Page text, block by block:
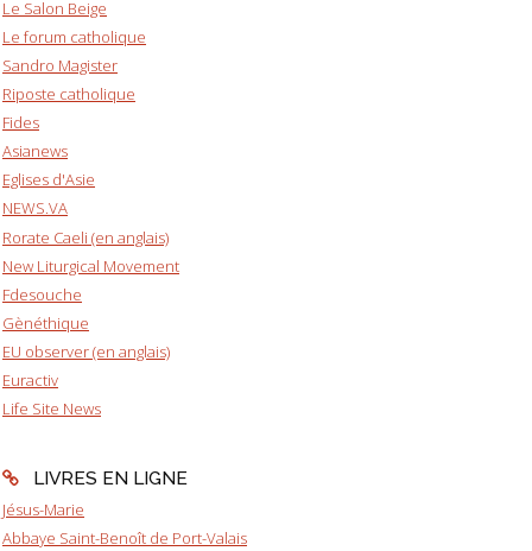
Le Salon Beige
Le forum catholique
Sandro Magister
Riposte catholique
Fides
Asianews
Eglises d'Asie
NEWS.VA
Rorate Caeli (en anglais)
New Liturgical Movement
Fdesouche
Gènéthique
EU observer (en anglais)
Euractiv
Life Site News
LIVRES EN LIGNE
Jésus-Marie
Abbaye Saint-Benoît de Port-Valais